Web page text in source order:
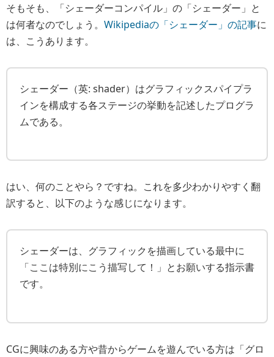
そもそも、「シェーダーコンパイル」の「シェーダー」と
は何者なのでしょう。 Wikipediaの「シェーダー」の記事に
は、こうあります。
シェーダー（英: shader）はグラフィックスパイプラ
インを構成する各ステージの挙動を記述したプログラ
ムである。
はい、 何のことやら？ ですね。これを多少わかりやすく翻
訳すると、以下のような感じになります。
シェーダーは、グラフィックを描画している最中に
「ここは特別にこう描写して！」とお願いする指示書
です。
CGに興味のある方や昔からゲームを遊んでいる方は「グロ